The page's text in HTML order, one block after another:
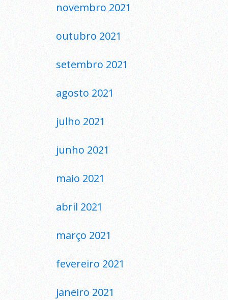
novembro 2021
outubro 2021
setembro 2021
agosto 2021
julho 2021
junho 2021
maio 2021
abril 2021
março 2021
fevereiro 2021
janeiro 2021